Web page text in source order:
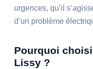
urgences, qu’il
d’un problème
Pourquoi
Lissy ?